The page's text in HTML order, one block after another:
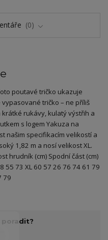
0
poutavé tričko ukazuje
tričko – ne příliš
rukávy, kulatý výstřih a
s logem Yakuza na
našim specifikacím velikostí a
1,82 m a nosí velikost XL.
hrudník (cm) Spodní část (cm)
55 73 XL 60 57 26 76 74 61 79
79